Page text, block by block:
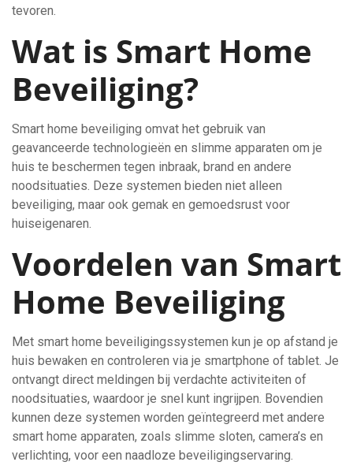
tevoren.
Wat is Smart Home
Beveiliging?
Smart home beveiliging omvat het gebruik van
geavanceerde technologieën en slimme apparaten om je
huis te beschermen tegen inbraak, brand en andere
noodsituaties. Deze systemen bieden niet alleen
beveiliging, maar ook gemak en gemoedsrust voor
huiseigenaren.
Voordelen van Smart
Home Beveiliging
Met smart home beveiligingssystemen kun je op afstand je
huis bewaken en controleren via je smartphone of tablet. Je
ontvangt direct meldingen bij verdachte activiteiten of
noodsituaties, waardoor je snel kunt ingrijpen. Bovendien
kunnen deze systemen worden geïntegreerd met andere
smart home apparaten, zoals slimme sloten, camera’s en
verlichting, voor een naadloze beveiligingservaring.